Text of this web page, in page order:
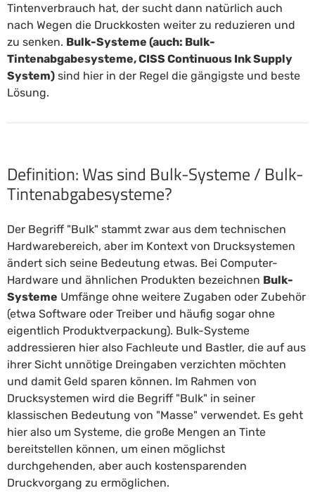
Tintenverbrauch hat, der sucht dann natürlich auch
nach Wegen die Druckkosten weiter zu reduzieren und
zu senken. Bulk-Systeme (auch: Bulk-
Tintenabgabesysteme, CISS Continuous Ink Supply
System) sind hier in der Regel die gängigste und beste
Lösung.
Definition: Was sind Bulk-Systeme / Bulk-
Tintenabgabesysteme?
Der Begriff "Bulk" stammt zwar aus dem technischen
Hardwarebereich, aber im Kontext von Drucksystemen
ändert sich seine Bedeutung etwas. Bei Computer-
Hardware und ähnlichen Produkten bezeichnen Bulk-
Systeme Umfänge ohne weitere Zugaben oder Zubehör
(etwa Software oder Treiber und häufig sogar ohne
eigentlich Produktverpackung). Bulk-Systeme
addressieren hier also Fachleute und Bastler, die auf aus
ihrer Sicht unnötige Dreingaben verzichten möchten
und damit Geld sparen können. Im Rahmen von
Drucksystemen wird die Begriff "Bulk" in seiner
klassischen Bedeutung von "Masse" verwendet. Es geht
hier also um Systeme, die große Mengen an Tinte
bereitstellen können, um einen möglichst
durchgehenden, aber auch kostensparenden
Druckvorgang zu ermöglichen.